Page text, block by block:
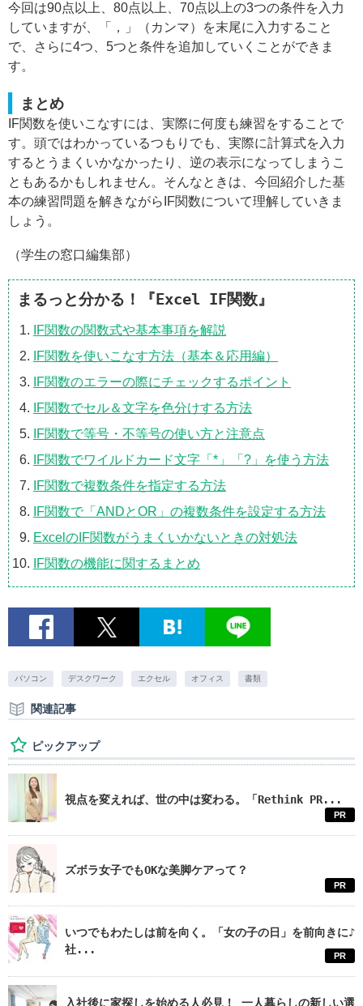
今回は90点以上、80点以上、70点以上の3つの条件を入力
していますが、「，」（カンマ）を末尾に入力すること
で、さらに4つ、5つと条件を追加していくことができま
す。
まとめ
IF関数を使いこなすには、実際に何度も練習をすることで
す。頭ではわかっているつもりでも、実際に計算式を入力
するとうまくいかなかったり、逆の表示になってしまうこ
ともあるかもしれません。そんなときは、今回紹介した基
本の練習問題を解きながらIF関数について理解していきま
しょう。
（学生の窓口編集部）
まるっと分かる！『Excel IF関数』
IF関数の関数式や基本事項を解説
IF関数を使いこなす方法（基本＆応用編）
IF関数のエラーの際にチェックするポイント
IF関数でセル＆文字を色分けする方法
IF関数で等号・不等号の使い方と注意点
IF関数でワイルドカード文字「*」「?」を使う方法
IF関数で複数条件を指定する方法
IF関数で「ANDとOR」の複数条件を設定する方法
ExcelのIF関数がうまくいかないときの対処法
IF関数の機能に関するまとめ
パソコン デスクワーク エクセル オフィス 書類
関連記事
ピックアップ
視点を変えれば、世の中は変わる。「Rethink PR...
PR
ズボラ女子でもOKな美脚ケアって？
PR
いつでもわたしは前を向く。「女の子の日」を前向きに♪
社...
PR
入社後に家探しを始める人必見！ 一人暮らしの新しい選